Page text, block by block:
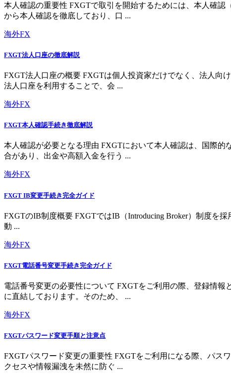
本人確認の重要性 FXGTで取引を開始するためには、本人確
から本人確認を徹底しており、口 ...
海外FX
FXGT法人口座の徹底解説
FXGT法人口座の概要 FXGTは個人投資家だけでなく、法人向
法人口座を利用することで、会 ...
海外FX
FXGT本人確認手続き徹底解説
本人確認が必要となる理由 FXGTにおいて本人確認は、国際
合があり、出金や高額入金を行う ...
海外FX
FXGT IB変更手続き完全ガイド
FXGTのIB制度概要 FXGTではIB（Introducing Broker）制度を
動 ...
海外FX
FXGT電話番号変更手続き完全ガイド
電話番号変更の必要性について FXGTをご利用の際、登録情
に直結しております。そのため、 ...
海外FX
FXGTパスワード変更手順と注意点
FXGTパスワード変更の重要性 FXGTをご利用になる際、パス
クセスや情報漏洩を未然に防ぐ ...